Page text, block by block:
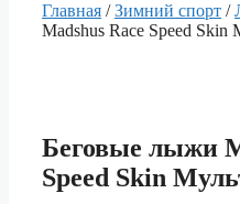
Главная /Зимний спорт /
Madshus Race Speed Skin
Беговые лыжи
Speed Skin